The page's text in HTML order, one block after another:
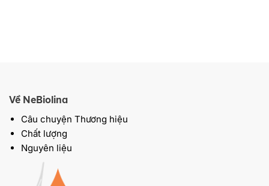
Về NeBiolina
Câu chuyện Thương hiệu
Chất lượng
Nguyên liệu